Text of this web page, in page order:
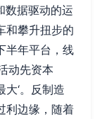
数据驱动的运
和攀升扭步的
半年平台，线
动先资本
‘。反制造
利边缘，随着